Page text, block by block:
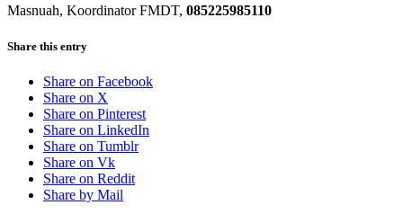
Masnuah, Koordinator FMDT, 085225985110
Share this entry
Share on Facebook
Share on X
Share on Pinterest
Share on LinkedIn
Share on Tumblr
Share on Vk
Share on Reddit
Share by Mail